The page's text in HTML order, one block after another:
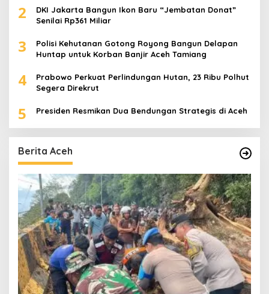
2
DKI Jakarta Bangun Ikon Baru “Jembatan Donat”
Senilai Rp361 Miliar
3
Polisi Kehutanan Gotong Royong Bangun Delapan
Huntap untuk Korban Banjir Aceh Tamiang
4
Prabowo Perkuat Perlindungan Hutan, 23 Ribu Polhut
Segera Direkrut
5 Presiden Resmikan Dua Bendungan Strategis di Aceh
Berita Aceh